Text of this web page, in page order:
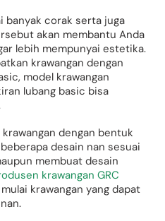
banyak corak serta juga
akan membantu Anda
lebih mempunyai estetika.
krawangan dengan
model krawangan
lubang basic bisa
dengan bentuk
desain nan sesuai
membuat desain
krawangan GRC
krawangan yang dapat